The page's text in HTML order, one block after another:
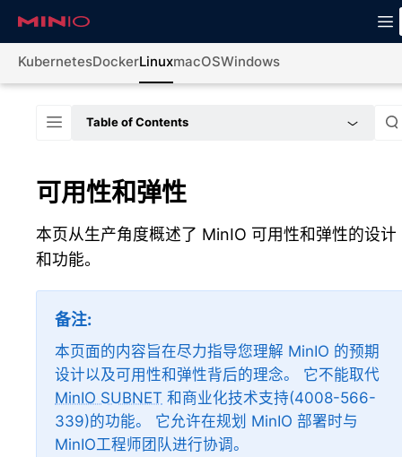
KubernetesDockerLinuxmacOSWindows
Table of Contents
可用性和弹性
本页从生产角度概述了 MinIO 可用性和弹性的设计
和功能。
备注
本页面的内容旨在尽力指导您理解 MinIO 的预期
设计以及可用性和弹性背后的理念。 它不能取代
MinIO SUBNET 和商业化技术支持(4008-566-
339)的功能。 它允许在规划 MinIO 部署时与
MinIO工程师团队进行协调。